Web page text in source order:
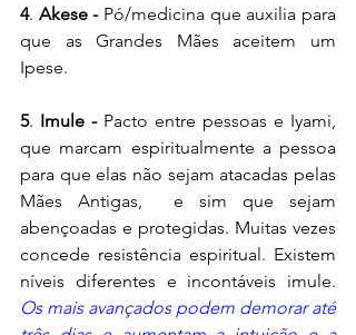
4. Akese - Pó/medicina que auxilia para
que as Grandes Mães aceitem um
Ipese.
5. Imule - Pacto entre pessoas e Iyami,
que marcam espiritualmente a pessoa
para que elas não sejam atacadas pelas
Mães Antigas,  e sim que sejam
abençoadas e protegidas. Muitas vezes
concede resistência espiritual. Existem
Os mais avançados podem demorar até